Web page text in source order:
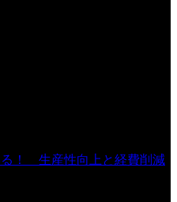
！ 生産性向上と経費削減